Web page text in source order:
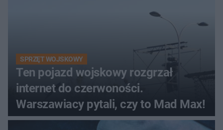
SPRZĘT WOJSKOWY
Ten pojazd wojskowy rozgrzał
internet do czerwoności.
Warszawiacy pytali, czy to Mad Max!